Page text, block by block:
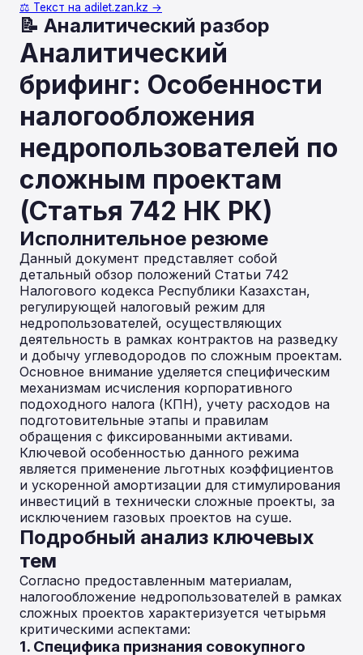
⚖️ Текст на adilet.zan.kz →
📝 Аналитический разбор
Аналитический
брифинг: Особенности
налогообложения
недропользователей по
сложным проектам
(Статья 742 НК РК)
Исполнительное резюме
Данный документ представляет собой
детальный обзор положений Статьи 742
Налогового кодекса Республики Казахстан,
регулирующей налоговый режим для
недропользователей, осуществляющих
деятельность в рамках контрактов на разведку
и добычу углеводородов по сложным проектам.
Основное внимание уделяется специфическим
механизмам исчисления корпоративного
подоходного налога (КПН), учету расходов на
подготовительные этапы и правилам
обращения с фиксированными активами.
Ключевой особенностью данного режима
является применение льготных коэффициентов
и ускоренной амортизации для стимулирования
инвестиций в технически сложные проекты, за
исключением газовых проектов на суше.
Подробный анализ ключевых
тем
Согласно предоставленным материалам,
налогообложение недропользователей в рамках
сложных проектов характеризуется четырьмя
критическими аспектами:
1. Специфика признания совокупного